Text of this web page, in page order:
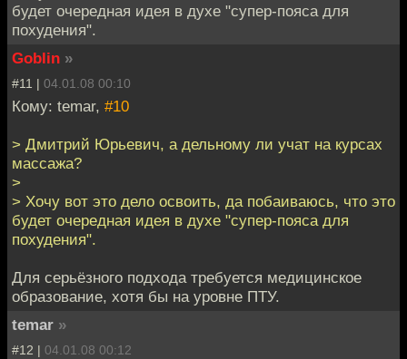
будет очередная идея в духе "супер-пояса для
похудения".
Goblin »
#11 | 04.01.08 00:10
Кому: temar, #10
> Дмитрий Юрьевич, а дельному ли учат на курсах
массажа?
>
> Хочу вот это дело освоить, да побаиваюсь, что это
будет очередная идея в духе "супер-пояса для
похудения".
Для серьёзного подхода требуется медицинское
образование, хотя бы на уровне ПТУ.
temar »
#12 | 04.01.08 00:12